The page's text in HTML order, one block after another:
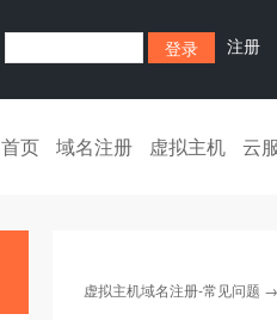
注册
首页 域名注册 虚拟主机 云
虚拟主机域名注册-常见问题